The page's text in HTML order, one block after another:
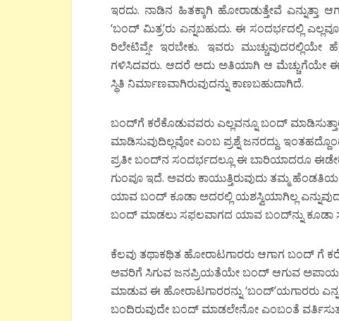
ಇರದು. ನಾಡಿನ ಹಿತಕ್ಕಾಗಿ ಹೋರಾಡುತ್ತೇವೆ
‘ಬಂದ್ ಮಿತ್ರ’ರು ಎನ್ನಬಹುದು. ಈ ಸಂದರ್ಭದಲ್ಲಿ
ರಿಲೇಟಿವ್ಸೇ ಇರಬೇಕು. ಇವರು
ಗಳಿಸಿದವರು. ಆದರೆ ಅದು ಅತಿಯಾಗಿ ಆ ಮೆಚ್ಚುಗೆಯೇ
ಸ್ಥಿತಿ ನಿರ್ಮಾಣವಾಗಿರುವುದನ್ನು ಕಾಣಬಹುದಾಗಿದೆ.
ಬಂದ್‌ಗೆ ಕರೆಕೊಡುವವರು ಎಲ್ಲವನ್ನೂ ಬಂದ್
ಮಾಡಿಸುವುದಿಲ್ಲವೋ ಎಂಬ ಪ್ರಶ್ನೆ ಜನರದ್ದು.
ಪ್ರತೀ ಬಂದ್‌ನ ಸಂದರ್ಭದಲ್ಲೂ ಈ ಬಾರಿಯಾದರೂ
ಗುಂಪೂ ಇದೆ. ಅವರು ಕಾಯುತ್ತಿರುವುದು ತಮ್ಮ
ಯಾವ ಬಂದ್ ಕೂಡಾ ಅದರಲ್ಲಿ ಯಶಸ್ವಿಯಾಗಿಲ್ಲ
ಬಂದ್ ಮಾಡಲು ಸಫಲವಾಗದ ಯಾವ ಬಂದ್‌ನ್ನು ಕೂಡಾ
ಕೆಲವು ತಥಾಕಥಿತ ಹೋರಾಟಗಾರರು ಆಗಾಗ ಬಂದ್ ಗೆ ಕರೆ
ಅವರಿಗೆ ಸಿಗುವ ಜನಪ್ರಿಯತೆಯೇ ಬಂದ್ ಆಗುವ
ಮಾಡುವ ಈ ಹೋರಾಟಗಾರರನ್ನು ‘ಬಂದ್’ಯಗಾರರು
ಬಂದಿರುವುದೇ ಬಂದ್ ಮಾಡಲೇನೋ ಎಂಬಂತೆ